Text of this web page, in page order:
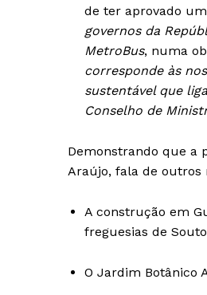
de ter aprovado
governos da
MetroBus, numa
corresponde às
sustentável que
Conselho de
Demonstrando que a
Araújo, fala de outros
A construção em
freguesias de
O Jardim Botânico